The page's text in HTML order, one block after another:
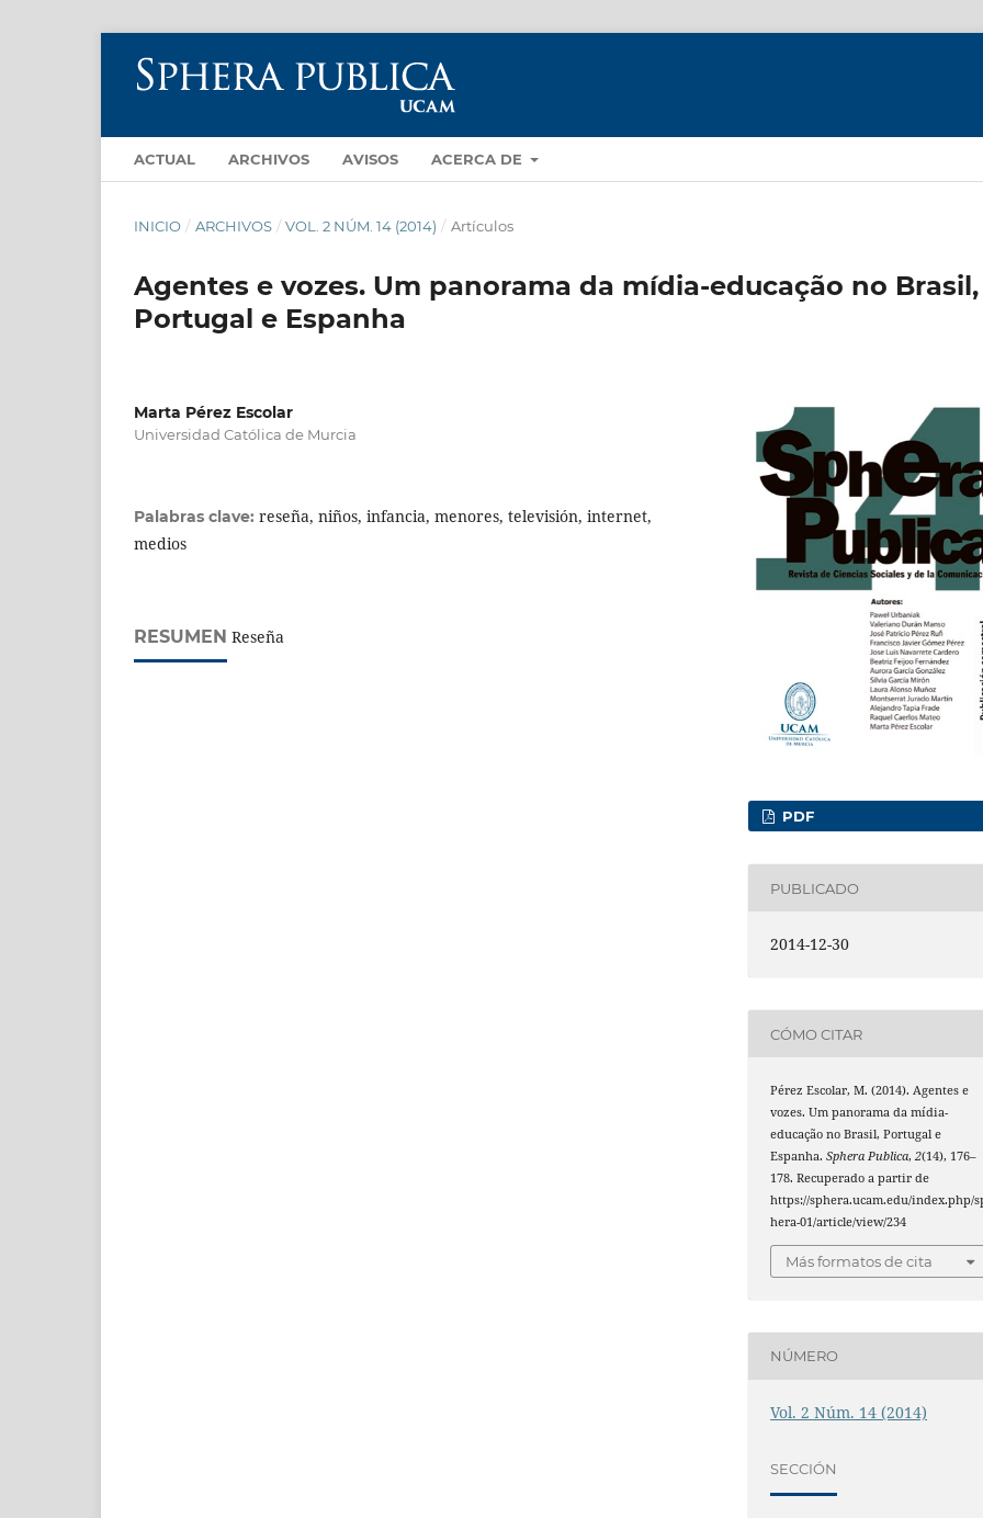
ACTUAL ARCHIVOS AVISOS ACERCA DE
INICIO / ARCHIVOS / VOL. 2 NÚM. 14 (2014) / Artículos
Agentes e vozes. Um panorama da mídia-educação no Brasil,
Portugal e Espanha
Marta Pérez Escolar
Universidad Católica de Murcia
Palabras clave: reseña, niños, infancia, menores, televisión, internet,
medios
RESUMEN Reseña
PDF
PUBLICADO
2014-12-30
CÓMO CITAR
Pérez Escolar, M. (2014). Agentes e
vozes. Um panorama da mídia-
educação no Brasil, Portugal e
Espanha.Sphera Publica,2(14), 176–
178. Recuperado a partir de
https://sphera.ucam.edu/index.php/
hera-01/article/view/234
Más formatos de cita
NÚMERO
Vol. 2 Núm. 14 (2014)
SECCIÓN